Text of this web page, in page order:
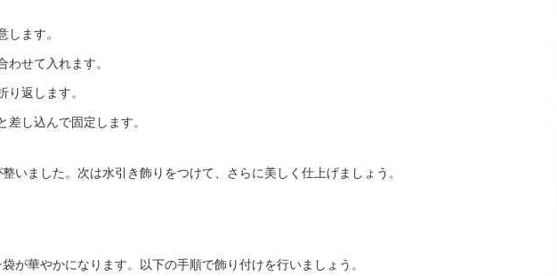
します。
せて入れます。
り返します。
し込んで固定します。
いました。次は水引き飾りをつけて、さらに美しく仕上げましょう。
が華やかになります。以下の手順で飾り付けを行いましょう。